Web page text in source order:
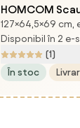
HOMCOM
Artificială
Spătar
Aosom Romania
127×64,5×69
Disponibil în 2 e-
(1)
În stoc